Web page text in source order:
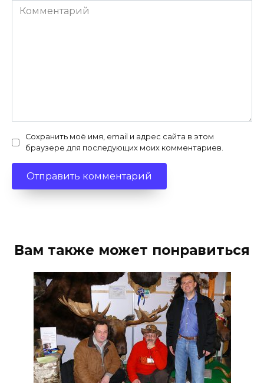
Комментарий
Сохранить моё имя, email и адрес сайта в этом
браузере для последующих моих комментариев.
Вам также может понравиться